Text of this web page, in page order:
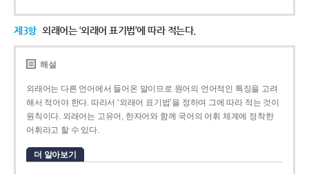
제3항 외래어는 ‘외래어 표기법’에 따라 적는다.
해설
외래어는 다른 언어에서 들어온 말이므로 원어의 언어적인 특징을 고려
해서 적어야 한다. 따라서 ‘외래어 표기법’을 정하여 그에 따라 적는 것이
원칙이다. 외래어는 고유어, 한자어와 함께 국어의 어휘 체계에 정착한
어휘라고 할 수 있다.
더 알아보기